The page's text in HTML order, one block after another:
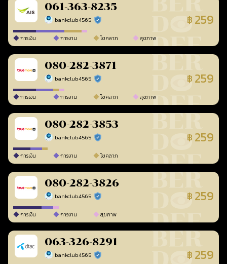
061-363-8235
bankclub4565 ร้านยืนยันแล้ว ฿ 259
การเงิน การงาน โชคลาภ สุขภาพ
080-282-3871
bankclub4565 ร้านยืนยันแล้ว ฿ 259
การเงิน การงาน โชคลาภ สุขภาพ
080-282-3853
bankclub4565 ร้านยืนยันแล้ว ฿ 259
การเงิน การงาน โชคลาภ
080-282-3826
bankclub4565 ร้านยืนยันแล้ว ฿ 259
การเงิน การงาน สุขภาพ
063-326-8291
bankclub4565 ร้านยืนยันแล้ว ฿ 259